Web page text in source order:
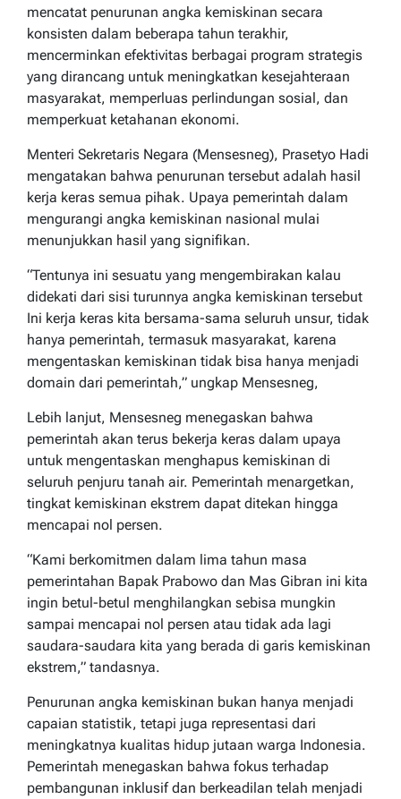
mencatat penurunan angka kemiskinan secara
konsisten dalam beberapa tahun terakhir,
mencerminkan efektivitas berbagai program strategis
yang dirancang untuk meningkatkan kesejahteraan
masyarakat, memperluas perlindungan sosial, dan
memperkuat ketahanan ekonomi.
Menteri Sekretaris Negara (Mensesneg), Prasetyo Hadi
mengatakan bahwa penurunan tersebut adalah hasil
kerja keras semua pihak. Upaya pemerintah dalam
mengurangi angka kemiskinan nasional mulai
menunjukkan hasil yang signifikan.
“Tentunya ini sesuatu yang mengembirakan kalau
didekati dari sisi turunnya angka kemiskinan tersebut
Ini kerja keras kita bersama-sama seluruh unsur, tidak
hanya pemerintah, termasuk masyarakat, karena
mengentaskan kemiskinan tidak bisa hanya menjadi
domain dari pemerintah,” ungkap Mensesneg,
Lebih lanjut, Mensesneg menegaskan bahwa
pemerintah akan terus bekerja keras dalam upaya
untuk mengentaskan menghapus kemiskinan di
seluruh penjuru tanah air. Pemerintah menargetkan,
tingkat kemiskinan ekstrem dapat ditekan hingga
mencapai nol persen.
“Kami berkomitmen dalam lima tahun masa
pemerintahan Bapak Prabowo dan Mas Gibran ini kita
ingin betul-betul menghilangkan sebisa mungkin
sampai mencapai nol persen atau tidak ada lagi
saudara-saudara kita yang berada di garis kemiskinan
ekstrem,” tandasnya.
Penurunan angka kemiskinan bukan hanya menjadi
capaian statistik, tetapi juga representasi dari
meningkatnya kualitas hidup jutaan warga Indonesia.
Pemerintah menegaskan bahwa fokus terhadap
pembangunan inklusif dan berkeadilan telah menjadi